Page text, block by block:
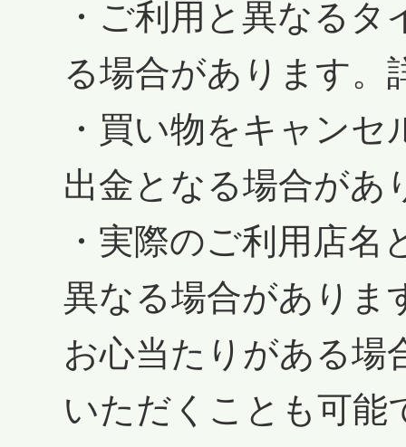
・ご利用と異なる
る場合があります。
・買い物をキャン
出金となる場合があ
・実際のご利用店
異なる場合がありま
お心当たりがある場
いただくことも可能